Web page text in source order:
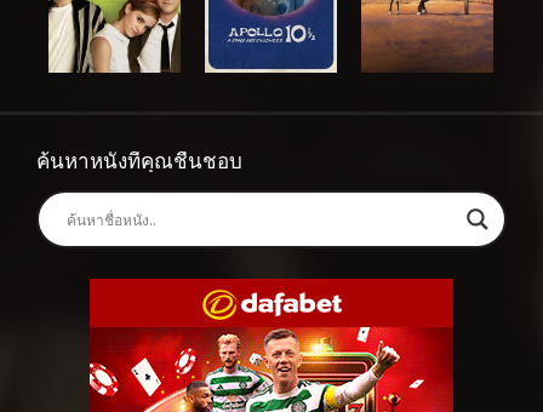
ค้นหาหนังที่คุณชื่นชอบ